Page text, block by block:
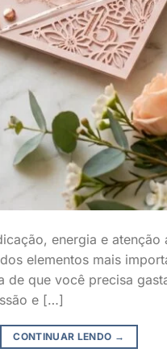
energia e
elementos mais
de que você precisa
e […]
CONTINUAR LENDO →